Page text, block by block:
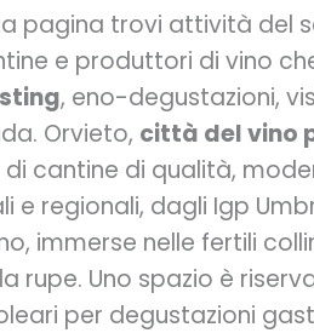
pagina trovi attività del
e produttori di vino
, eno-degustazioni,
Orvieto, città del vino
di cantine di qualità,
e regionali, dagli Igp
immerse nelle fertili
rupe. Uno spazio è
per degustazioni